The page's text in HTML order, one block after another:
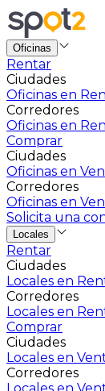
Oficinas
Rentar
Ciudades
Oficinas en
Corredores
Oficinas en
Comprar
Ciudades
Oficinas en
Corredores
Oficinas en
Solicita una
Locales
Rentar
Ciudades
Locales en
Corredores
Locales en
Comprar
Ciudades
Locales en
Corredores